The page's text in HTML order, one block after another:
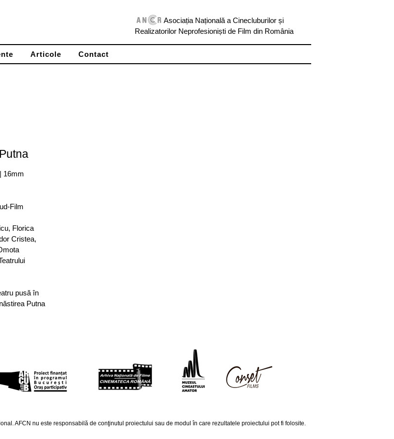
Asociația Națională a Cinecluburilor și
Realizatorilor Neprofesioniști de Film din România
Articole Contact
16mm
Film
Florica
Cristea,
pusă în
Putna
AFCN nu este responsabilă de conţinutul proiectului sau de modul în care rezultatele proiectului pot fi folosite.